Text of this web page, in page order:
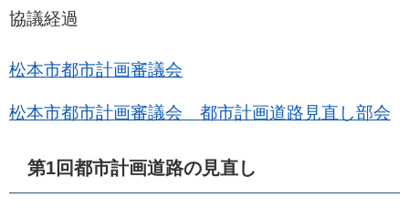
協議経過
松本市都市計画審議会
松本市都市計画審議会 都市計画道路見直し部会
第1回都市計画道路の見直し